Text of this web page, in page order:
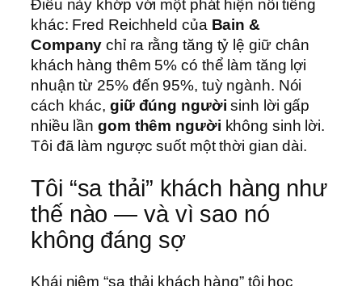
Điều này khớp với một phát hiện nổi tiếng
khác: Fred Reichheld của Bain &
Company chỉ ra rằng tăng tỷ lệ giữ chân
khách hàng thêm 5% có thể làm tăng lợi
nhuận từ 25% đến 95%, tuỳ ngành. Nói
cách khác, giữ đúng người sinh lời gấp
nhiều lầngom thêm người không sinh lời.
Tôi đã làm ngược suốt một thời gian dài.
Tôi “sa thải” khách hàng như
thế nào — và vì sao nó
không đáng sợ
Khái niệm “sa thải khách hàng” tôi học